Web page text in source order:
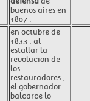
buenos aires en
1807 .
en octubre de
1833 , al
estallar la
revolución de
los
restauradores ,
el gobernador
balcarce lo